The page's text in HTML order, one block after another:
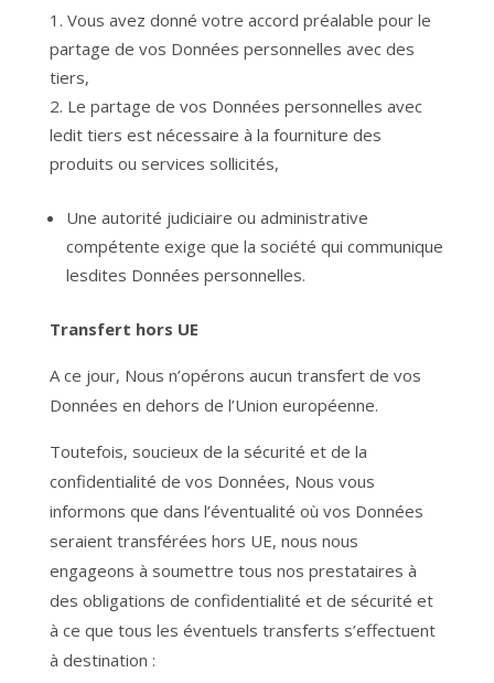
Vous avez donné votre accord préalable pour le
partage de vos Données personnelles avec des
tiers,
Le partage de vos Données personnelles avec
ledit tiers est nécessaire à la fourniture des
produits ou services sollicités,
Une autorité judiciaire ou administrative
compétente exige que la société qui communique
lesdites Données personnelles.
Transfert hors UE
A ce jour, Nous n’opérons aucun transfert de vos
Données en dehors de l’Union européenne.
Toutefois, soucieux de la sécurité et de la
confidentialité de vos Données, Nous vous
informons que dans l’éventualité où vos Données
seraient transférées hors UE, nous nous
engageons à soumettre tous nos prestataires à
des obligations de confidentialité et de sécurité et
à ce que tous les éventuels transferts s’effectuent
à destination :